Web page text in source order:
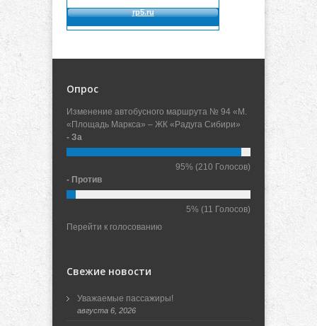
Опрос
Изменение автобусного маршрута № 94 «М.
«Площадь Маркса» – ЖК «Радуга Сибири»
- За
95% (210 Голосов)
- Против
5% (11 Голосов)
Перейти к голосованию
Свежие новости
Уважаемые пассажиры!
августа 6, 2026